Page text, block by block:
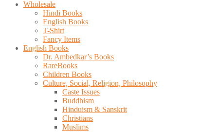
Wholesale
Hindi Books
English Books
T-Shirt
Fancy Items
English Books
Dr. Ambedkar’s Books
RareBooks
Children Books
Culture, Social, Religion, Philosophy
Caste Issues
Buddhism
Hinduism & Sanskrit
Christians
Muslims